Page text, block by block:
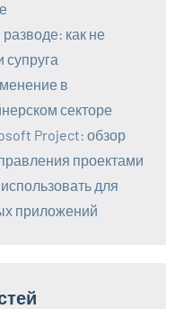
как не
супруга
в
секторе
Project: обзор
проектами
использовать для
приложений